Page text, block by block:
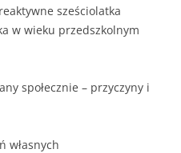
sześciolatka
w wieku przedszkolnym
społecznie – przyczyny i
własnych